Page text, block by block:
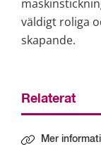
väldigt roliga
skapande.
Relaterat
Mer